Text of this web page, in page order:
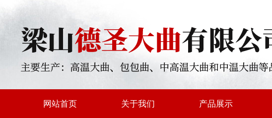
网站首页 关于我们 产品展示